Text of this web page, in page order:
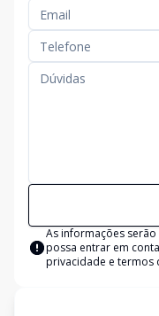
As informações
possa entrar em
privacidade e termos